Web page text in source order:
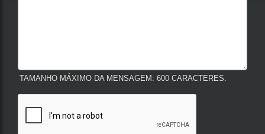
TAMANHO MÁXIMO DA MENSAGEM: 600 CARACTERES.